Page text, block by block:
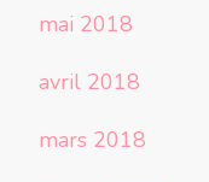
mai 2018
avril 2018
mars 2018